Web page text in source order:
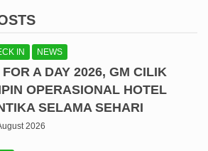
IN NEWS
FOR A DAY 2026, GM CILIK
OPERASIONAL HOTEL
SELAMA SEHARI
2026